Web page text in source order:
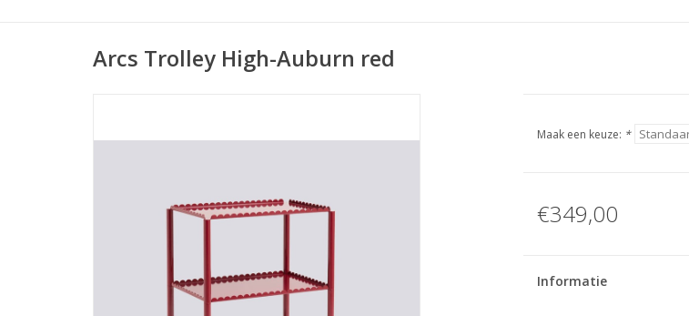
Arcs Trolley High-Auburn red
Maak een keuze: *
€349,00
Informatie